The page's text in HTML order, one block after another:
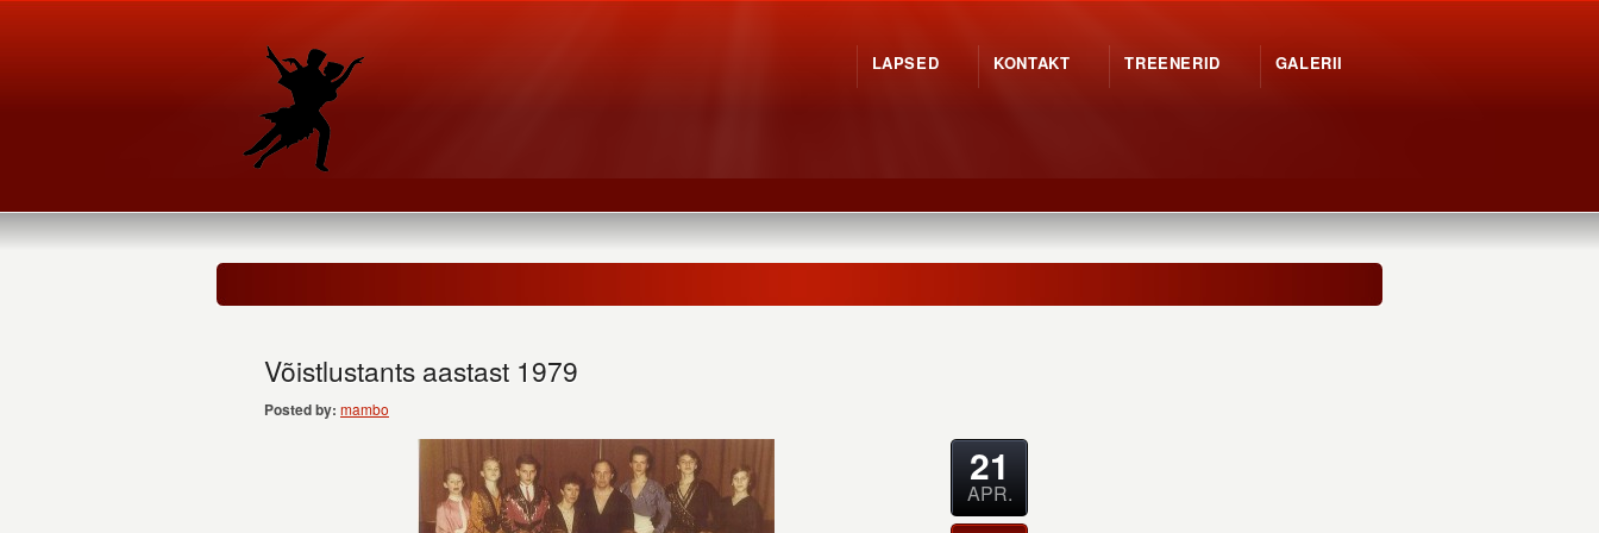
LAPSED KONTAKT TREENERID GALERII
Võistlustants aastast 1979
Posted by: mambo
21
APR.